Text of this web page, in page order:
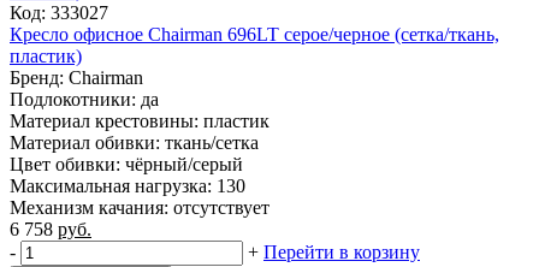
Код: 333027
Кресло офисное Chairman 696LT серое/черное (сетка/ткань,
пластик)
Бренд: Chairman
Подлокотники: да
Материал крестовины: пластик
Материал обивки: ткань/сетка
Цвет обивки: чёрный/серый
Максимальная нагрузка: 130
Механизм качания: отсутствует
6 758 руб.
-
+ Перейти в корзину